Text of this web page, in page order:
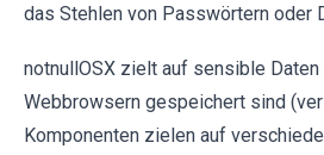
das Stehlen von Passwörtern oder
notnullOSX zielt auf sensible Daten
Webbrowsern gespeichert sind
Komponenten zielen auf